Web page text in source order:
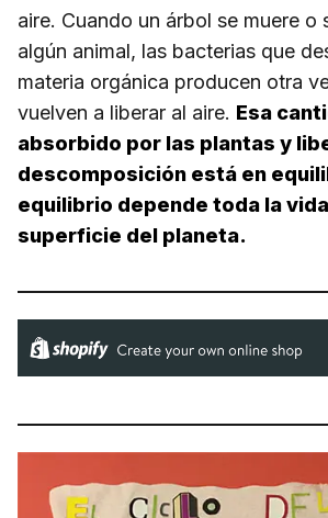
aire. Cuando un árbol se muere o
algún animal, las bacterias que
materia orgánica producen otra
vuelven a liberar al aire. Esa
absorbido por las plantas y
descomposición está en
equilibrio depende toda la
superficie del planeta.